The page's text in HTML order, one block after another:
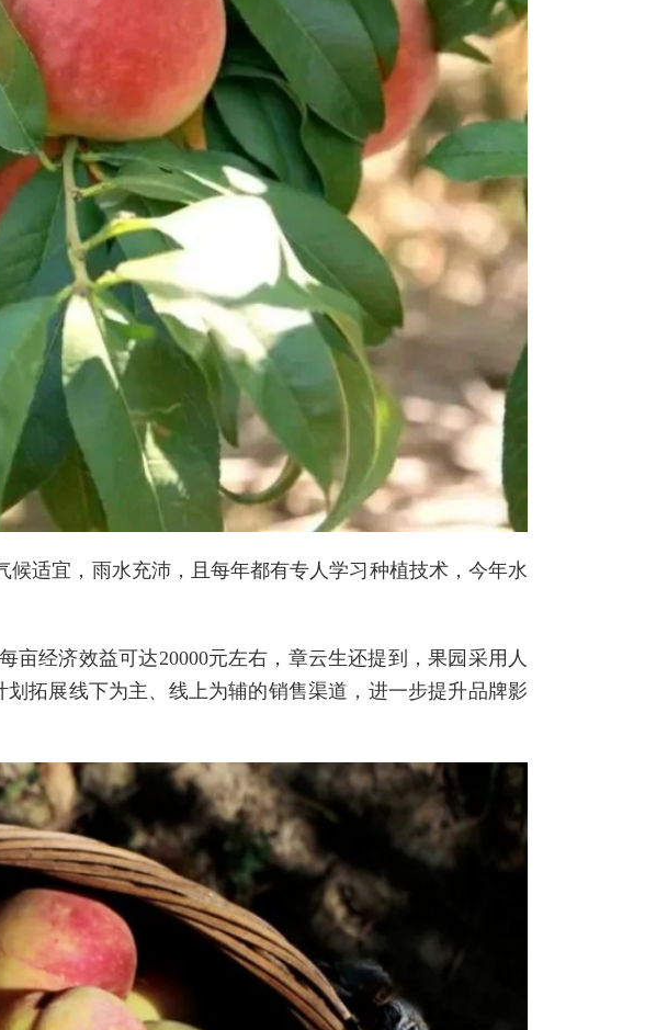
适宜，雨水充沛，且每年都有专人学习种植技术，今年水
亩经济效益可达20000元左右，章云生还提到，果园采用人
拓展线下为主、线上为辅的销售渠道，进一步提升品牌影